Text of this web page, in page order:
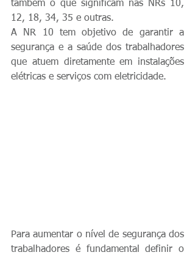
também o que significam nas NRs 10,
12, 18, 34, 35 e outras.
A NR 10 tem objetivo de garantir a
segurança e a saúde dos trabalhadores
que atuem diretamente em instalações
elétricas e serviços com eletricidade.
Para aumentar o nível de segurança dos
trabalhadores é fundamental definir o